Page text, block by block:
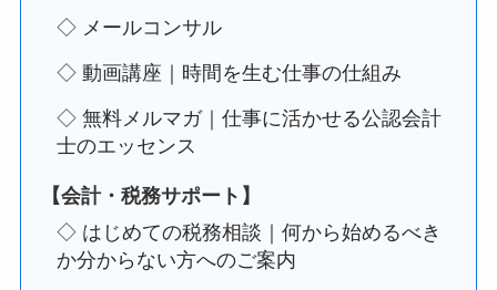
◇ メールコンサル
◇ 動画講座｜時間を生む仕事の仕組み
◇ 無料メルマガ｜仕事に活かせる公認会計
士のエッセンス
【会計・税務サポート】
◇ はじめての税務相談｜何から始めるべき
か分からない方へのご案内